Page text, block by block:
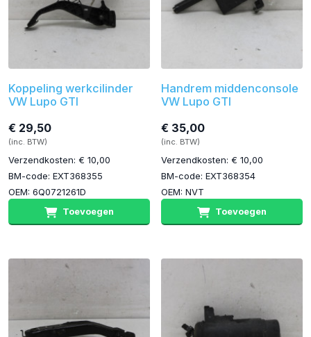
Koppeling werkcilinder
VW Lupo GTI
€ 29,50
(inc. BTW)
Verzendkosten: € 10,00
BM-code: EXT368355
OEM: 6Q0721261D
Toevoegen
Handrem middenconsole
VW Lupo GTI
€ 35,00
(inc. BTW)
Verzendkosten: € 10,00
BM-code: EXT368354
OEM: NVT
Toevoegen